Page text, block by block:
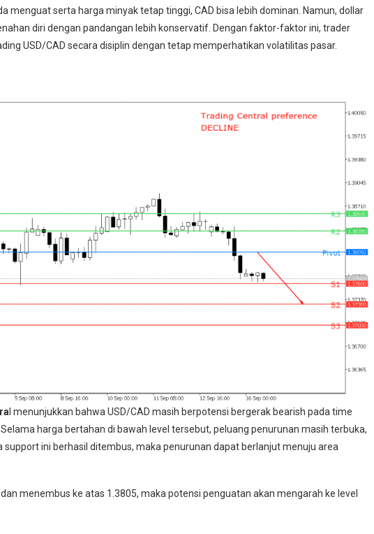
menguat serta harga minyak tetap tinggi, CAD bisa lebih dominan. Namun, dollar
diri dengan pandangan lebih konservatif. Dengan faktor-faktor ini, trader
USD/CAD secara disiplin dengan tetap memperhatikan volatilitas pasar.
l menunjukkan bahwa USD/CAD masih berpotensi bergerak bearish pada time
harga bertahan di bawah level tersebut, peluang penurunan masih terbuka,
ini berhasil ditembus, maka penurunan dapat berlanjut menuju area
menembus ke atas 1.3805, maka potensi penguatan akan mengarah ke level